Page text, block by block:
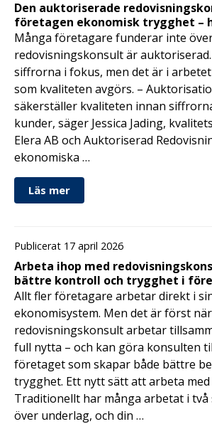
Den auktoriserade
företagen ekonomisk trygghet –
Många företagare funderar inte
redovisningskonsult är
siffrorna i fokus, men det är i
som kvaliteten avgörs. –
säkerställer kvaliteten innan
kunder, säger Jessica Jading,
Elera AB och Auktoriserad
ekonomiska …
Läs mer
Publicerat 17 april 2026
Arbeta ihop med
bättre kontroll och trygghet i
Allt fler företagare arbetar direkt i
ekonomisystem. Men det är först
redovisningskonsult arbetar
full nytta – och kan göra konsulten
företaget som skapar både bättre
trygghet. Ett nytt sätt att arbeta
Traditionellt har många arbetat i två
över underlag, och din …